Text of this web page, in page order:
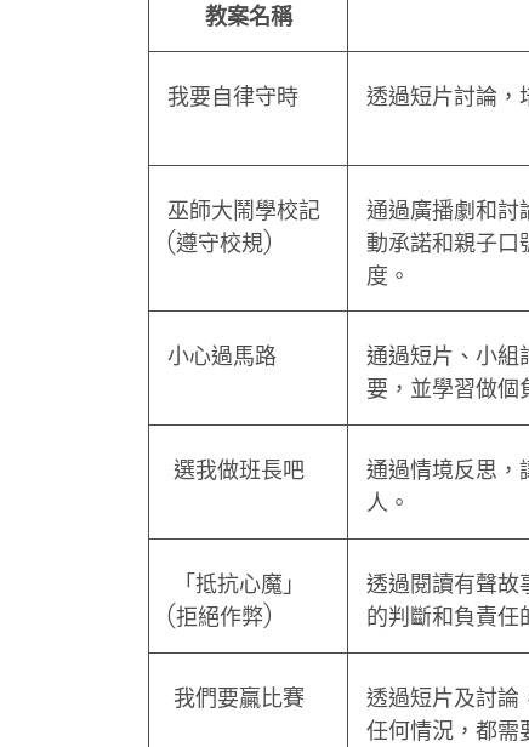
教案名稱
我要自律守時 透過短片討論，
巫師大鬧學校記
(遵守校規)
通過廣播劇和討
動承諾和親子口
度。
小心過馬路
通過短片、小組
要，並學習做個
選我做班長吧
通過情境反思，
人。
「抵抗心魔」
(拒絕作弊)
透過閱讀有聲故
的判斷和負責任
我們要贏比賽
透過短片及討論
任何情況，都需